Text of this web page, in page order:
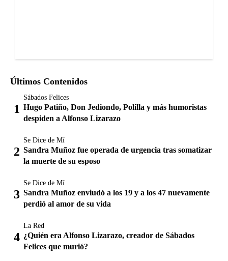
Últimos Contenidos
Sábados Felices
Hugo Patiño, Don Jediondo, Polilla y más humoristas
despiden a Alfonso Lizarazo
Se Dice de Mí
Sandra Muñoz fue operada de urgencia tras somatizar
la muerte de su esposo
Se Dice de Mí
Sandra Muñoz enviudó a los 19 y a los 47 nuevamente
perdió al amor de su vida
La Red
¿Quién era Alfonso Lizarazo, creador de Sábados
Felices que murió?